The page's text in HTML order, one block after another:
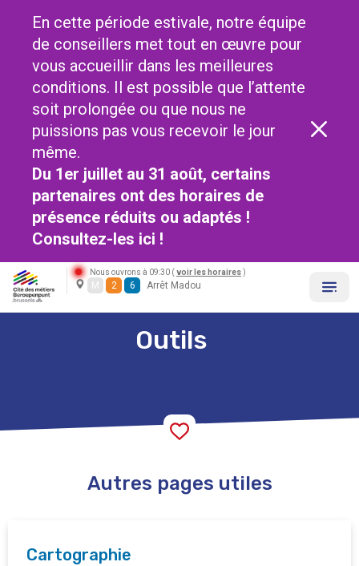
En cette période estivale, notre équipe
de conseillers met tout en œuvre pour
vous accueillir dans les meilleures
conditions. Il est possible que l’attente
soit prolongée ou que nous ne
puissions pas vous recevoir le jour
même.
Du 1er juillet au 31 août, certains
partenaires ont des horaires de
présence réduits ou adaptés !
Consultez-les ici !
Nous ouvrons à 09:30 ( voir les horaires )
M 2 6 Arrêt Madou
Outils
Autres pages utiles
Cartographie